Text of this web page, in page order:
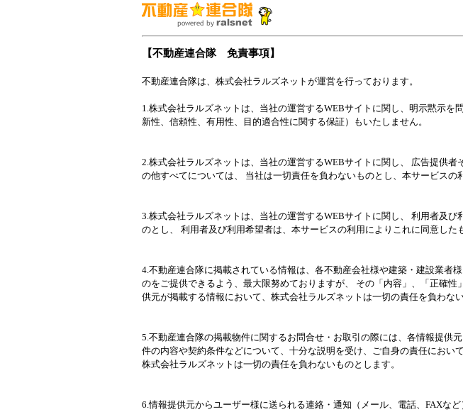
【不動産連合隊 免責事項】
不動産連合隊は、株式会社ラルズネットが運営を行っております。
1.株式会社ラルズネットは、当社の運営するWEBサイトに関し、明示黙示
新性、信頼性、有用性、目的適合性に関する保証）もいたしません。
2.株式会社ラルズネットは、当社の運営するWEBサイトに関し、 広告提供
の他すべてについては、 当社は一切責任を負わないものとし、本サービスの
3.株式会社ラルズネットは、当社の運営するWEBサイトに関し、 利用者及
のとし、 利用者及び利用希望者は、本サービスの利用によりこれに同意した
4.不動産連合隊に掲載されている情報は、各不動産会社様や建築・建設業者
のをご提供できるよう、最大限努めておりますが、 その「内容」、「正確
供元が掲載する情報において、株式会社ラルズネットは一切の責任を負わない
5.不動産連合隊の掲載物件に関するお問合せ・お取引の際には、各情報提供
件の内容や契約条件などについて、十分な説明を受け、ご自身の責任におい
株式会社ラルズネットは一切の責任を負わないものとします。
6.情報提供元からユーザー様に送られる連絡・通知（メール、電話、FAXな